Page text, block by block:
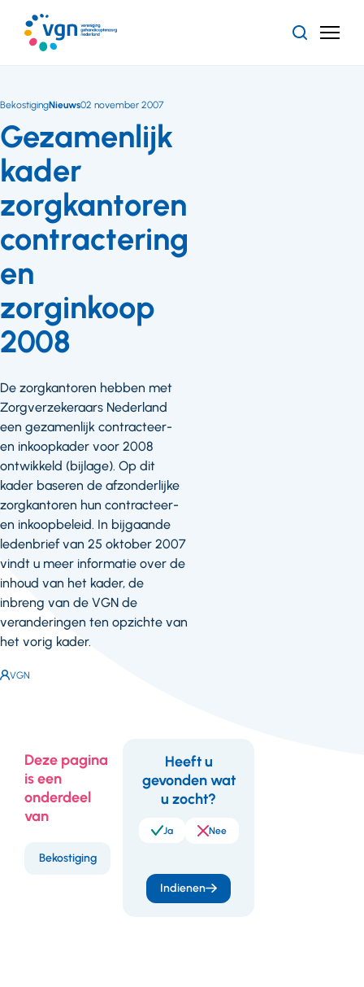
naar
hoofdinhoud
ZoekenMenu
Gezamenlijk
kader
zorgkantoren
contractering
en
zorginkoop
2008
BekostigingNieuws02 november 2007
De zorgkantoren hebben met
Zorgverzekeraars Nederland
een gezamenlijk contracteer-
en inkoopkader voor 2008
ontwikkeld (bijlage). Op dit
kader baseren de afzonderlijke
zorgkantoren hun contracteer-
en inkoopbeleid. In bijgaande
ledenbrief van 25 oktober 2007
vindt u meer informatie over de
inhoud van het kader, de
inbreng van de VGN de
veranderingen ten opzichte van
het vorig kader.
Auteur:
VGN
Bouwstenen
Bekostiging
11 juni 2019
Deze pagina
is een
onderdeel
van
Bekostiging
Feedback
Heeft u
gevonden wat
u zocht?
Ja Nee
Indienen